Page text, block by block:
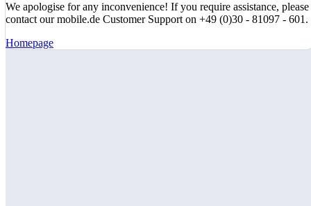
We apologise for any inconvenience! If you require assistance, please
contact our mobile.de Customer Support on +49 (0)30 - 81097 - 601.
Homepage